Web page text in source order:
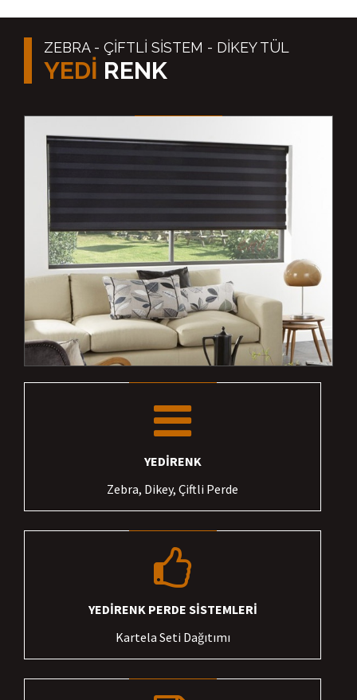
ZEBRA - ÇİFTLİ SİSTEM - DİKEY TÜL
YEDİ RENK
YEDİRENK
Zebra, Dikey, Çiftli Perde
YEDİRENK PERDE SİSTEMLERİ
Kartela Seti Dağıtımı